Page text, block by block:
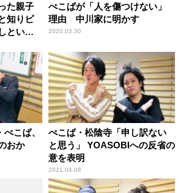
た親子
知りビ
といて
ぺこぱが「人を傷つけない」
理由 中川家に明かす
2020.03.30
こぱ、
おか
ぺこぱ・松陰寺「申し訳ない
と思う」 YOASOBIへの反省の
意を表明
2021.04.08